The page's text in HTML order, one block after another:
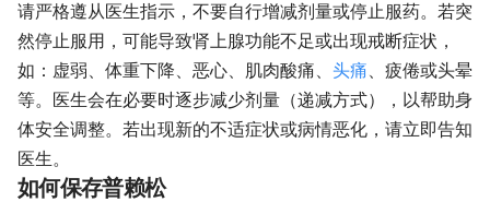
请严格遵从医生指示，不要自行增减剂量或停止服药。若突
然停止服用，可能导致肾上腺功能不足或出现戒断症状，
如：虚弱、体重下降、恶心、肌肉酸痛、 头痛、疲倦或头晕
等。医生会在必要时逐步减少剂量（递减方式），以帮助身
体安全调整。若出现新的不适症状或病情恶化，请立即告知
医生。
如何保存普赖松